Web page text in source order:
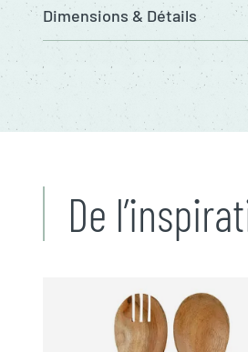
Dimensions & Détails
De